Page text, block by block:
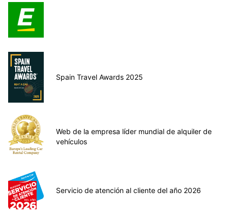
Spain Travel Awards 2025
Web de la empresa líder mundial de alquiler de
vehículos
Servicio de atención al cliente del año 2026